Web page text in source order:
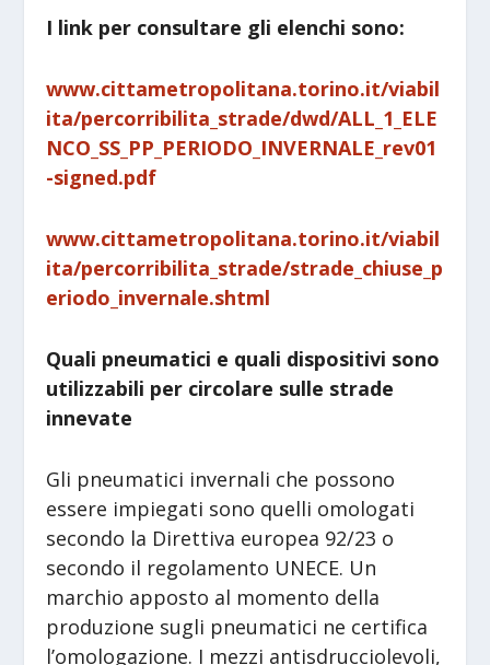
I link per consultare gli elenchi sono:
www.cittametropolitana.torino.it/viabil
ita/percorribilita_strade/dwd/ALL_1_ELE
NCO_SS_PP_PERIODO_INVERNALE_rev01
-signed.pdf
www.cittametropolitana.torino.it/viabil
ita/percorribilita_strade/strade_chiuse_p
eriodo_invernale.shtml
Quali pneumatici e quali dispositivi sono
utilizzabili per circolare sulle strade
innevate
Gli pneumatici invernali che possono
essere impiegati sono quelli omologati
secondo la Direttiva europea 92/23 o
secondo il regolamento UNECE. Un
marchio apposto al momento della
produzione sugli pneumatici ne certifica
l’omologazione. I mezzi antisdrucciolevoli,